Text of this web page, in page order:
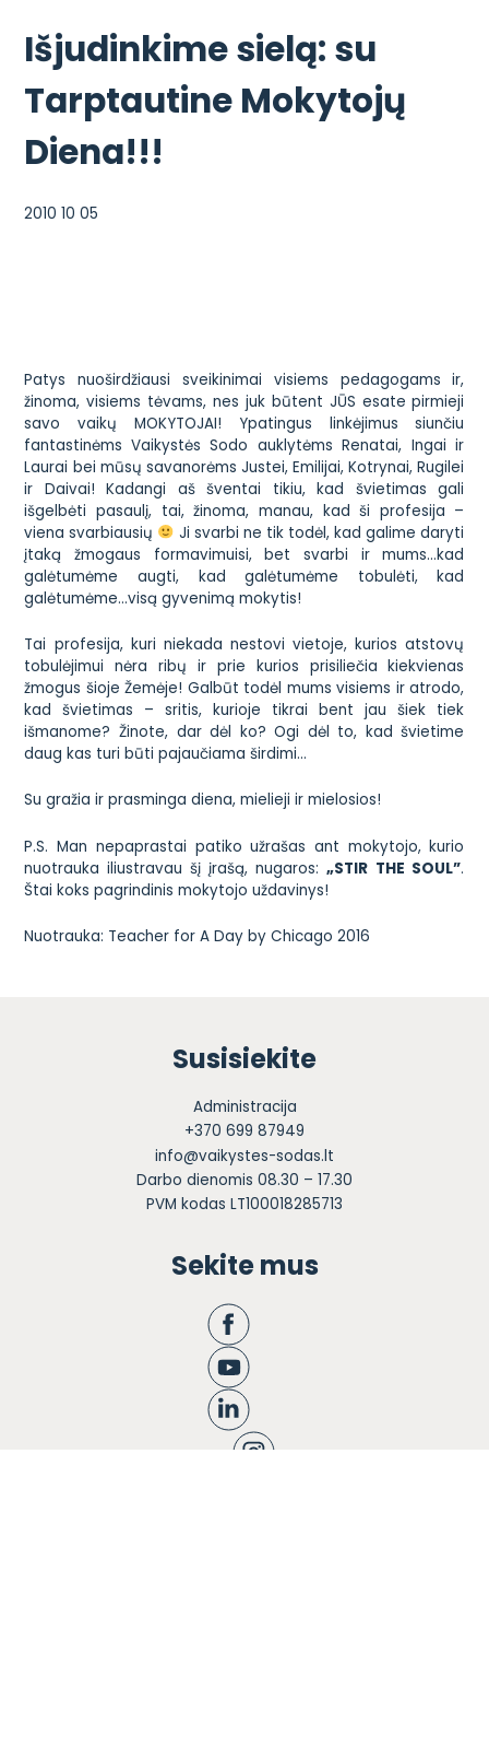
Išjudinkime sielą: su
Tarptautine Mokytojų
Diena!!!
2010 10 05
Patys nuoširdžiausi sveikinimai visiems pedagogams ir,
žinoma, visiems tėvams, nes juk būtent JŪS esate pirmieji
savo vaikų MOKYTOJAI! Ypatingus linkėjimus siunčiu
fantastinėmsVaikystės Sodo auklytėms Renatai, Ingai ir
Laurai bei mūsų savanorėms Justei, Emilijai, Kotrynai, Rugilei
ir Daivai! Kadangi aš šventai tikiu, kad švietimas gali
išgelbėti pasaulį, tai, žinoma, manau, kad ši profesija –
viena svarbiausių
Ji svarbi ne tik todėl, kad galime daryti
įtaką žmogaus formavimuisi, bet svarbi ir mums…kad
galėtumėme augti, kad galėtumėme tobulėti, kad
galėtumėme…visą gyvenimą mokytis!
Tai profesija, kuri niekada nestovi vietoje, kurios atstovų
tobulėjimui nėra ribų ir prie kurios prisiliečia kiekvienas
žmogus šioje Žemėje! Galbūt todėl mums visiems ir atrodo,
kad švietimas – sritis, kurioje tikrai bent jau šiek tiek
išmanome? Žinote, dar dėl ko? Ogi dėl to, kad švietime
daug kas turi būti pajaučiama širdimi…
Su gražia ir prasminga diena, mielieji ir mielosios!
P.S. Man nepaprastai patiko užrašas ant mokytojo, kurio
nuotrauka iliustravau šį įrašą, nugaros:„STIR THE SOUL”.
Štai koks pagrindinis mokytojo uždavinys!
Nuotrauka: Teacher for A Day by Chicago 2016
Susisiekite
Administracija
+370 699 87949
info@vaikystes-sodas.lt
Darbo dienomis 08.30 – 17.30
PVM kodas LT100018285713
Sekite mus